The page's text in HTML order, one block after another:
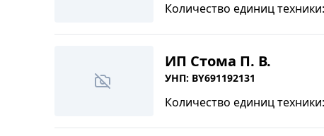
Количество единиц
ИП Стома П. В.
УНП: BY691192131
Количество единиц